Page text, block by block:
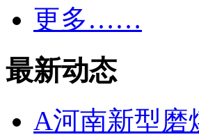
更多……
最新动态
A河南新型磨